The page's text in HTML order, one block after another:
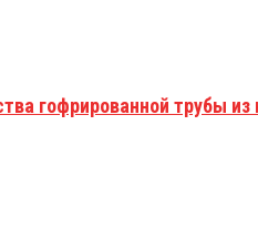
гофрированной трубы